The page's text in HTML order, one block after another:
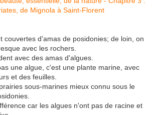
couvertes d'amas de posidonies; de loin, on
avec les rochers.
avec des amas d'algues.
une algue, c'est une plante marine, avec
et des feuilles.
sous-marines mieux connu sous le
car les algues n'ont pas de racine et